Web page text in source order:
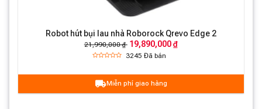
Robot hút bụi lau nhà Roborock Qrevo Edge 2
21,990,000 ₫ 19,890,000 ₫
3245 Đã bán
Miễn phí giao hàng